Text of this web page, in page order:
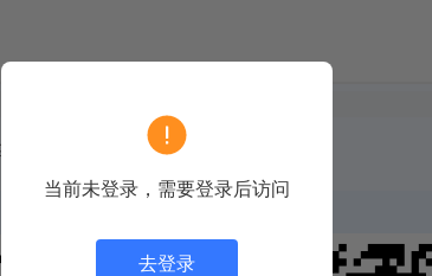
当前未登录，需要登录后访问
去登录